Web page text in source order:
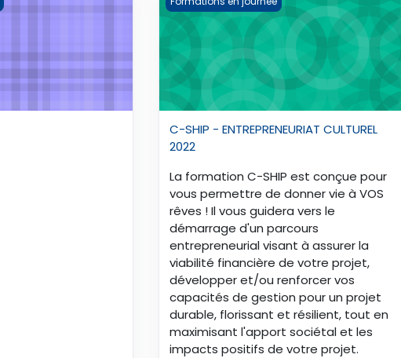
C-SHIP - ENTREPRENEURIAT CULTUREL
2022
La formation C-SHIP est conçue pour
vous permettre de donner vie à VOS
rêves ! Il vous guidera vers le
démarrage d'un parcours
entrepreneurial visant à assurer la
viabilité financière de votre projet,
développer et/ou renforcer vos
capacités de gestion pour un projet
durable, florissant et résilient, tout en
maximisant l'apport sociétal et les
impacts positifs de votre projet.